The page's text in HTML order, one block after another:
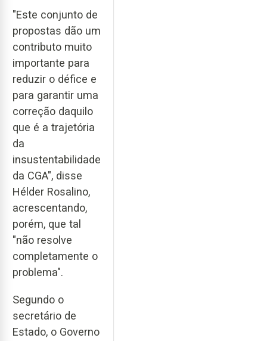
"Este conjunto de
propostas dão um
contributo muito
importante para
reduzir o défice e
para garantir uma
correção daquilo
que é a trajetória
da
insustentabilidade
da CGA", disse
Hélder Rosalino,
acrescentando,
porém, que tal
"não resolve
completamente o
problema".
Segundo o
secretário de
Estado, o Governo